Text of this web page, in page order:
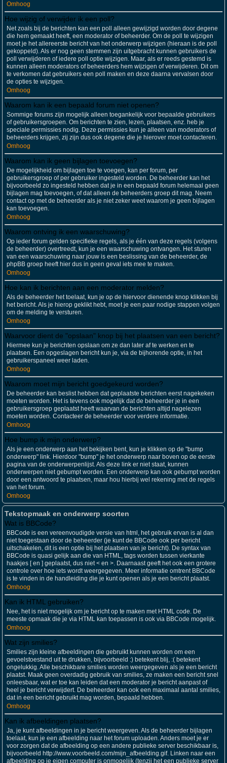
Omhoog
Hoe wijzig of verwijder ik een poll?
Net zoals bij de berichten kan een poll alleen gewijzigd worden door degene
die hem gemaakt heeft, een moderator of beheerder. Om de poll te wijzigen
moet je het allereerste bericht van het onderwerp wijzigen (hieraan is de poll
gekoppeld). Als er nog geen stemmen zijn uitgebracht kunnen gebruikers de
poll verwijderen of iedere poll optie wijzigen. Maar, als er reeds gestemd is
kunnen alleen moderators of beheerders hem wijzigen of verwijderen. Dit om
te verkomen dat gebruikers een poll maken en deze daarna vervalsen door
de opties te wijzigen.
Omhoog
Waarom kan ik een bepaald forum niet openen?
Sommige forums zijn mogelijk alleen toegankelijk voor bepaalde gebruikers
of gebruikersgroepen. Om berichten te zien, lezen, plaatsen, enz. heb je
speciale permissies nodig. Deze permissies kun je alleen van moderators of
beheerders krijgen, zij zijn dus ook degene die je hierover moet contacteren.
Omhoog
Waarom kan ik geen bijlagen toevoegen?
De mogelijkheid om bijlagen toe te voegen, kan per forum, per
gebruikersgroep of per gebruiker ingesteld worden. De beheerder kan het
bijvoorbeeld zo ingesteld hebben dat je in een bepaald forum helemaal geen
bijlagen mag toevoegen, of dat alleen de beheerders groep dit mag. Neem
contact op met de beheerder als je niet zeker weet waarom je geen bijlagen
kan toevoegen.
Omhoog
Waarom ontving ik een waarschuwing?
Op ieder forum gelden specifieke regels, als je één van deze regels (volgens
de beheerder) overtreedt, kun je een waarschuwing ontvangen. Het sturen
van een waarschuwing naar jouw is een beslissing van de beheerder, de
phpBB groep heeft hier dus in geen geval iets mee te maken.
Omhoog
Hoe kan ik berichten aan een moderator melden?
Als de beheerder het toelaat, kun je op de hiervoor dienende knop klikken bij
het bericht. Als je hierop geklikt hebt, moet je een paar nodige stappen volgen
om de melding te versturen.
Omhoog
Waarvoor dient de "opslaan" knop bij het plaatsen van een bericht?
Hiermee kun je berichten opslaan om ze dan later af te werken en te
plaatsen. Een opgeslagen bericht kun je, via de bijhorende optie, in het
gebruikerspaneel weer laden.
Omhoog
Waarom moet mijn bericht goedgekeurd worden?
De beheerder kan beslist hebben dat geplaatste berichten eerst nagekeken
moeten worden. Het is tevens ook mogelijk dat de beheerder je in een
gebruikersgroep geplaatst heeft waarvan de berichten altijd nagelezen
moeten worden. Contacteer de beheerder voor verdere informatie.
Omhoog
Hoe bump ik mijn onderwerp?
Als je een onderwerp aan het bekijken bent, kun je klikken op de "bump
onderwerp" link. Hierdoor "bump" je het onderwerp naar boven op de eerste
pagina van de onderwerpenlijst. Als deze link er niet staat, kunnen
onderwerpen niet gebumpt worden. Een onderwerp kan ook gebumpt worden
door een antwoord te plaatsen, maar hou hierbij wel rekening met de regels
van het forum.
Omhoog
Tekstopmaak en onderwerp soorten
Wat is BBCode?
BBCode is een vereenvoudigde versie van html, het gebruik ervan is al dan
niet toegestaan door de beheerder (je kunt de BBCode ook per bericht
uitschakelen, dit is een optie bij het plaatsen van je bericht). De syntax van
BBCode is quasi gelijk aan die van HTML, tags worden tussen vierkante
haakjes [ en ] geplaatst, dus niet < en >. Daarnaast geeft het ook een grotere
controle over hoe iets wordt weergegeven. Meer informatie omtrent BBCode
is te vinden in de handleiding die je kunt openen als je een bericht plaatst.
Omhoog
Kan ik HTML gebruiken?
Nee, het is niet mogelijk om je bericht op te maken met HTML code. De
meeste opmaak die je via HTML kan toepassen is ook via BBCode mogelijk.
Omhoog
Wat zijn smilies?
Smilies zijn kleine afbeeldingen die gebruikt kunnen worden om een
gevoelstoestand uit te drukken, bijvoorbeeld :) betekent blij, :( betekent
ongelukkig. Alle beschikbare smilies worden weergegeven als je een bericht
plaatst. Maak geen overdadig gebruik van smilies, ze maken een bericht snel
onleesbaar, wat er toe kan leiden dat een moderator je bericht aanpast of
heel je bericht verwijdert. De beheerder kan ook een maximaal aantal smilies,
dat in een bericht gebruikt mag worden, bepaald hebben.
Omhoog
Kan ik afbeeldingen plaatsen?
Ja, je kunt afbeeldingen in je bericht weergeven. Als de beheerder bijlagen
toelaat, kun je een afbeelding naar het forum uploaden. Anders moet je er
voor zorgen dat de afbeelding op een andere publieke server beschikbaar is,
bijvoorbeeld http://www.voorbeeld.com/mijn_afbeelding.gif. Linken naar een
afbeelding op je eigen computer is onmogelijk (tenzij het een publieke server